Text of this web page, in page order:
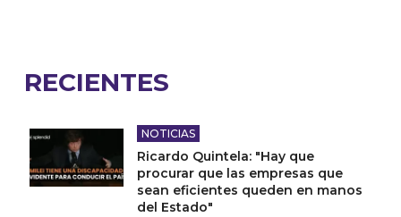
RECIENTES
NOTICIAS
Ricardo Quintela: "Hay que
procurar que las empresas que
sean eficientes queden en manos
del Estado"